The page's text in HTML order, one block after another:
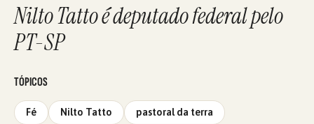
Nilto Tatto é deputado federal pelo
PT-SP
TÓPICOS
Fé Nilto Tatto pastoral da terra